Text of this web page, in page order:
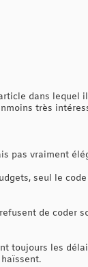
dans lequel
très
pas vraiment
seul le
de coder
toujours les